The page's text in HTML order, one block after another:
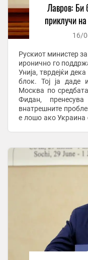
Лавров: Би
приклучи
16/
Рускиот министер
иронично го
Унија, тврдејќи
блок. Тој ја даде
Москва по
Фидан,
внатрешните
е лошо ако Украина